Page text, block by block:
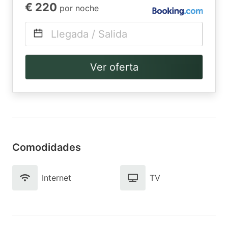
€ 220 por noche
Llegada / Salida
Ver oferta
Comodidades
Internet TV